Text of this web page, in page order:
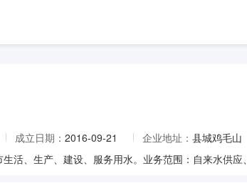
成立日期： 2016-09-21 企业地址： 县城鸡毛山
活、生产、建设、服务用水。业务范围：自来水供应